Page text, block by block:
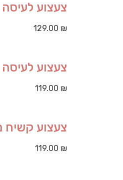
צעצוע לעיסה
129.00 ₪
צעצוע לעיסה
119.00 ₪
צעצוע קשיח
119.00 ₪